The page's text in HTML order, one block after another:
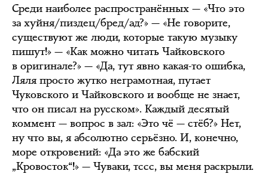
Среди наиболее распространённых — «Что это
за хуйня/пиздец/бред/ад?» — «Не говорите,
существуют же люди, которые такую музыку
пишут!» — «Как можно читать Чайковского
в оригинале?» — «Да, тут явно какая-то ошибка,
Ляля просто жутко неграмотная, путает
Чуковского и Чайковского и вообще не знает,
что он писал на русском». Каждый десятый
коммент — вопрос в зал: «Это чё — стёб?» Нет,
ну что вы, я абсолютно серьёзно. И, конечно,
море откровений: «Да это же бабский
„Кровосток“!» — Чуваки, тссс, вы меня раскрыли.